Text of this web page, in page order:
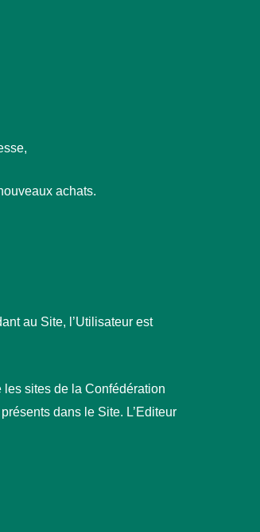
achats.
au Site, l’Utilisateur est
les sites de la Confédération
dans le Site. L’Editeur